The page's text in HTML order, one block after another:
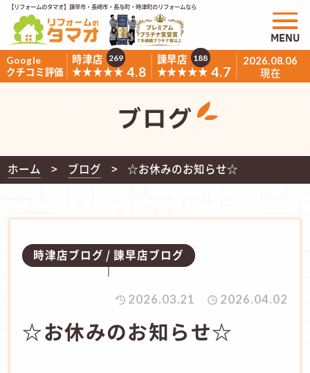
【リフォームのタマオ】諫早市・長崎市・長与町・時津町のリフォームなら
Google
クチコミ評価
時津店
★★★★★ 4.8
269
諫早店
★★★★★ 4.7
188 2026.08.06
現在
MENU
ブログ
ホーム ブログ ☆お休みのお知らせ☆
時津店ブログ 諫早店ブログ
2026.03.21 2026.04.02
☆お休みのお知らせ☆